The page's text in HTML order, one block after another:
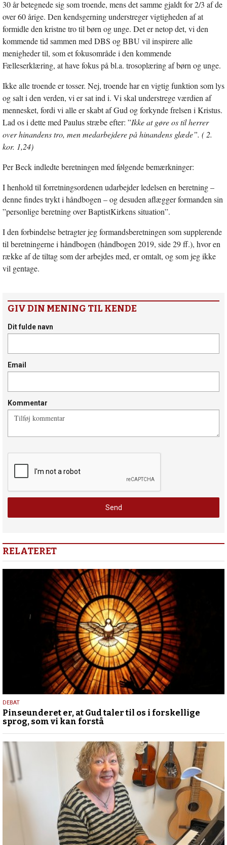
30 år betegnede sig som troende, mens det samme gjaldt for 2/3 af de
over 60 årige. Den kendsgerning understreger vigtigheden af at
formidle den kristne tro til børn og unge. Det er netop det, vi den
kommende tid sammen med DBS og BBU vil inspirere alle
menigheder til, som et fokusområde i den kommende
Fælleserklæring, at have fokus på bl.a. trosoplæring af børn og unge.
Ikke alle troende er tosser. Nej, troende har en vigtig funktion som lys
og salt i den verden, vi er sat ind i. Vi skal understrege værdien af
mennesket, fordi vi alle er skabt af Gud og forkynde frelsen i Kristus.
Lad os i dette med Paulus stræbe efter: ”Ikke at gøre os til herrer
over hinandens tro, men medarbejdere på hinandens glæde”. ( 2.
kor. 1,24)
Per Beck indledte beretningen med følgende bemærkninger:
I henhold til forretningsordenen udarbejder ledelsen en beretning –
denne findes trykt i håndbogen – og desuden aflægger formanden sin
”personlige beretning over BaptistKirkens situation”.
I den forbindelse betragter jeg formandsberetningen som supplerende
til beretningerne i håndbogen (håndbogen 2019, side 29 ff.), hvor en
række af de tiltag som der arbejdes med, er omtalt, og som jeg ikke
vil gentage.
GIV DIN MENING TIL KENDE
Dit fulde navn
Email
Kommentar
RELATERET
5.
august
2026
DEBAT
Pinseunderet er, at Gud taler til os i forskellige
sprog, som vi kan forstå